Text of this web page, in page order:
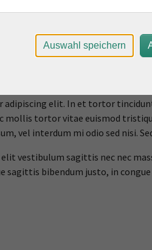
Hier klicken, um die
elit. In et tortor
tortor vitae euismod
vel interdum mi odio sed nisi.
elit vestibulum sagittis nec nec
sagittis bibendum justo, in
Auswahl speichern